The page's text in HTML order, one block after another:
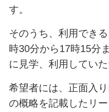
す。
そのうち、利用でき
時30分から17時15分
に見学、利用していた
希望者には、正面入
の概略を記載したリ